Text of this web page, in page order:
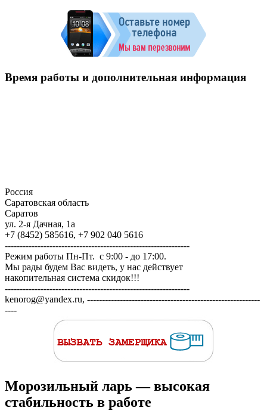
Время работы и дополнительная информация
Россия
Саратовская область
Саратов
ул. 2-я Дачная, 1а
+7 (8452) 585616, +7 902 040 5616
--------------------------------------------------------------
Режим работы Пн-Пт. с 9:00 - до 17:00.
Мы рады будем Вас видеть, у нас действует
накопительная система скидок!!!
--------------------------------------------------------------
kenorog@yandex.ru, ----------------------------------------------------------
----
Морозильный ларь — высокая
стабильность в работе